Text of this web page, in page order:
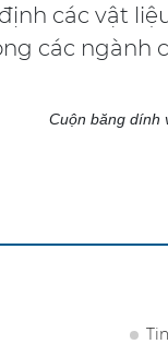
các vật
các ngành
Cuộn băng dính